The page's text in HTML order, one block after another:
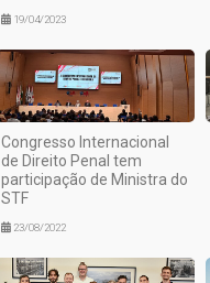
19/04/2023
Congresso Internacional
de Direito Penal tem
participação de Ministra do
STF
23/08/2022